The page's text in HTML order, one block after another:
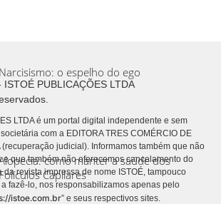
Narcisismo: o espelho do ego
como manter a saúde dos
Capilares
PUBLICAÇÕES LTDA
LTDA é um portal digital independente e sem
com a EDITORA TRES COMÉRCIO DE
(recuperação judicial). Informamos também que não
que também não oferecemos cancelamento do
da revista impressa de nome ISTOÉ, tampouco
fazê-lo, nos responsabilizamos apenas pelo
istoe.com.br” e seus respectivos sites.